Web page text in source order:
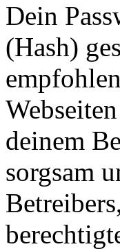
Dein
(Hash)
deinem
sorgsam